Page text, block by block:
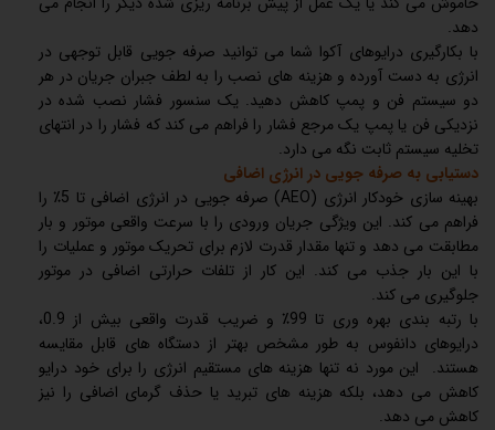
دهد.‏
‏با بکارگیری درایوهای آکوا شما می توانید صرفه جویی قابل توجهی در
انرژی به دست آورده و هزینه های نصب را به لطف جبران جریان در هر
دو سیستم فن و پمپ کاهش دهید. یک سنسور فشار نصب شده در
نزدیکی فن یا پمپ یک مرجع فشار را فراهم می کند که فشار را در انتهای
تخلیه سیستم ثابت نگه می دارد.
‏دستیابی به صرفه جویی در انرژی اضافی‏
‏بهینه سازی خودکار انرژی (AEO) صرفه جویی در انرژی اضافی تا 5٪ را
فراهم می کند. این ویژگی جریان ورودی را با سرعت واقعی موتور و بار
مطابقت می دهد و تنها مقدار قدرت لازم برای تحریک موتور و عملیات را
با این بار جذب می کند. این کار از تلفات حرارتی اضافی در موتور
جلوگیری می کند.‏
‏با رتبه بندی بهره وری تا 99٪ و ضریب قدرت واقعی بیش از 0.9،
درایوهای دانفوس به طور مشخص بهتر از دستگاه های قابل مقایسه
هستند. این مورد نه تنها هزینه های مستقیم انرژی را برای خود درایو
کاهش می دهد، بلکه هزینه های تبرید یا حذف گرمای اضافی را نیز
کاهش می دهد.